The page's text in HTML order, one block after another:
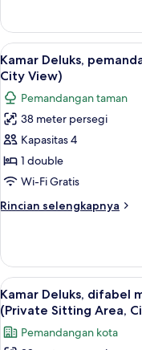
halaman
(Suite,
Separate
Living
Room)
Vila,
Tempat
Tidur
King,
pemandangan
halaman
(Suite,
Separate
Living
Lihat
semua
foto
untuk
Kamar
Deluks,
pemandangan
kebun
(Private
Sitting
City
View)
9
Kamar Deluks,
City View)
Pemandangan taman
38 meter persegi
Kapasitas 4
1 double
Wi-Fi Gratis
Rincian selengkapnya
Rincian
Kamar
Deluks,
pemandangan
kebun
(Private
Sitting
Lihat
semua
foto
untuk
10
Kamar Deluks, difabel
(Private Sitting Area,
Pemandangan kota